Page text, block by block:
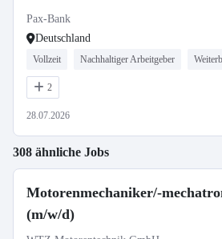
Pax-Bank
Deutschland
Vollzeit Nachhaltiger Arbeitgeber
2
28.07.2026
308 ähnliche Jobs
Motorenmechaniker/-
(m/w/d)